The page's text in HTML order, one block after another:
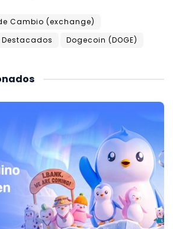
Cambio (exchange)
Destacados Dogecoin (DOGE)